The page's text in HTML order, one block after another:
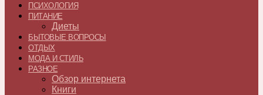
ПСИХОЛОГИЯ
ПИТАНИЕ
Диеты
БЫТОВЫЕ ВОПРОСЫ
ОТДЫХ
МОДА И СТИЛЬ
РАЗНОЕ
Обзор интернета
Книги